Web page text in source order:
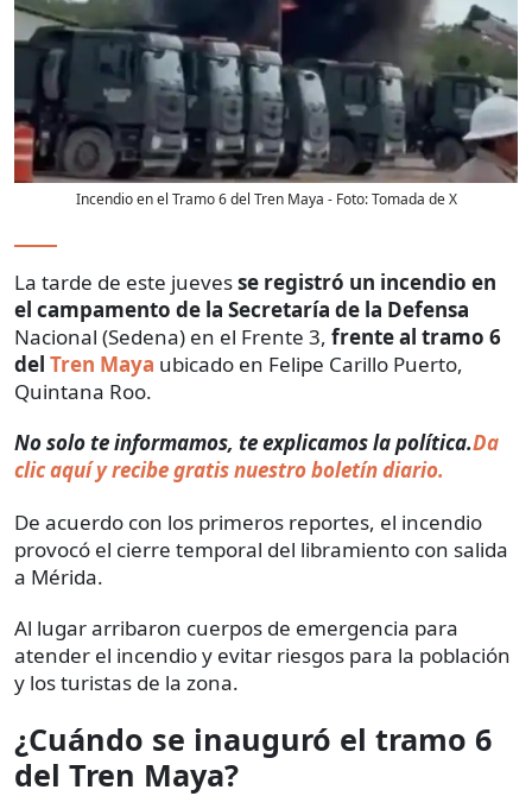
Incendio en el Tramo 6 del Tren Maya - Foto:Tomada de X
La tarde de este juevesse registró un incendio en
el campamento de la Secretaría de la Defensa
Nacional (Sedena) en el Frente 3, frente al tramo 6
del Tren Maya ubicado en Felipe Carillo Puerto,
Quintana Roo.
No solo te informamos, te explicamos la política.Da
clic aquí y recibe gratis nuestro boletín diario.
De acuerdo con los primeros reportes, el incendio
provocó el cierre temporal del libramiento con salida
a Mérida.
Al lugar arribaron cuerpos de emergencia para
atender el incendio y evitar riesgos para la población
y los turistas de la zona.
¿Cuándo se inauguró el tramo 6
del Tren Maya?